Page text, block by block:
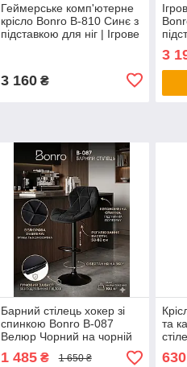
Геймерське комп'ютерне
крісло Bonro B-810 Синє з
підставкою для ніг | Ігрове
3 160₴
3
Барний стілець хокер зі
спинкою Bonro B-087
Велюр Чорний на чорній
основі для кухні та кафе
1 485₴ 1 650 ₴
та
630